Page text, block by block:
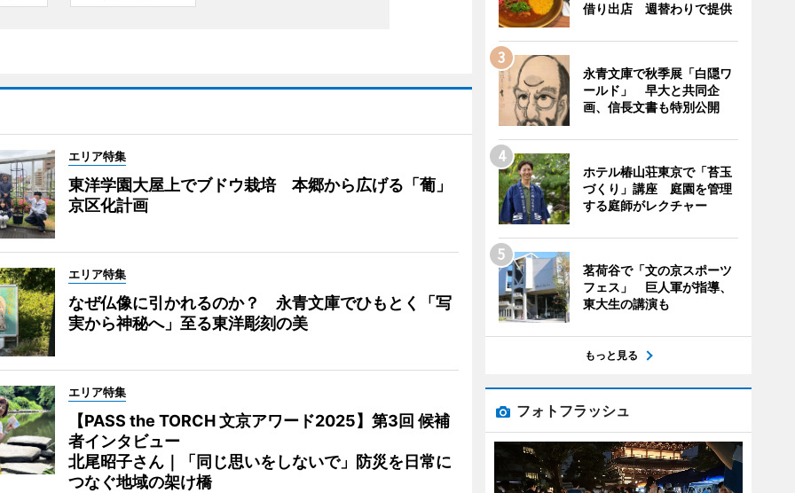
エリア特集
東洋学園大屋上でブドウ栽培 本郷から広げる「葡」
京区化計画
エリア特集
なぜ仏像に引かれるのか？ 永青文庫でひもとく「写
実から神秘へ」至る東洋彫刻の美
エリア特集
【PASS the TORCH 文京アワード2025】第3回 候補
者インタビュー
北尾昭子さん｜「同じ思いをしないで」防災を日常に
つなぐ地域の架け橋
借り出店 週替わりで提供
永青文庫で秋季展「白隠ワ
ールド」 早大と共同企
画、信長文書も特別公開
ホテル椿山荘東京で「苔玉
づくり」講座 庭園を管理
する庭師がレクチャー
茗荷谷で「文の京スポーツ
フェス」 巨人軍が指導、
東大生の講演も
もっと見る
フォトフラッシュ